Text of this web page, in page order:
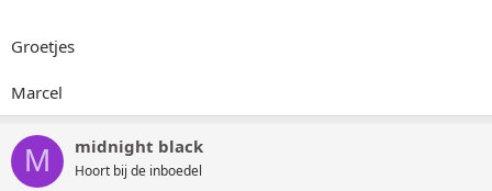
Groetjes
Marcel
M midnight black
Hoort bij de inboedel